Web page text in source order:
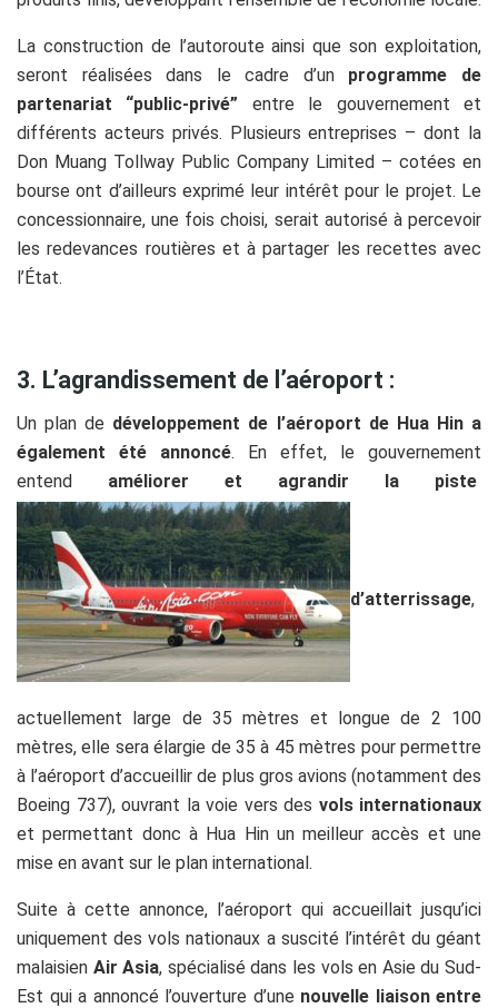
La construction de l’autoroute ainsi que son exploitation,
seront réalisées dans le cadre d’un programme de
partenariat “public-privé” entre le gouvernement et
différents acteurs privés. Plusieurs entreprises – dont la
Don Muang Tollway Public Company Limited – cotées en
bourse ont d’ailleurs exprimé leur intérêt pour le projet. Le
concessionnaire, une fois choisi, serait autorisé à percevoir
les redevances routières et à partager les recettes avec
l’État.
3. L’agrandissement de l’aéroport :
Un plan de développement de l’aéroport de Hua Hin a
également été annoncé. En effet, le gouvernement
entend améliorer et agrandir la piste
d’atterrissage,
actuellement large de 35 mètres et longue de 2 100
mètres, elle sera élargie de 35 à 45 mètres pour permettre
à l’aéroport d’accueillir de plus gros avions (notamment des
Boeing 737), ouvrant la voie vers des vols internationaux
et permettant donc à Hua Hin un meilleur accès et une
mise en avant sur le plan international.
Suite à cette annonce, l’aéroport qui accueillait jusqu’ici
uniquement des vols nationaux a suscité l’intérêt du géant
malaisien Air Asia, spécialisé dans les vols en Asie du Sud-
Est qui a annoncé l’ouverture d’une nouvelle liaison entre